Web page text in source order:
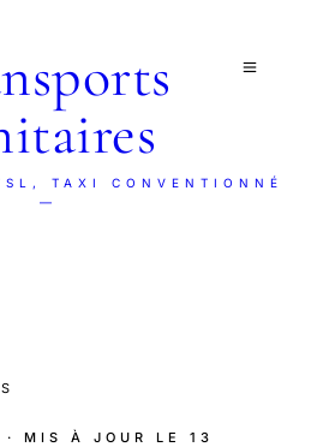
TAXI CONVENTIONNÉ
—
· MIS À JOUR LE 13